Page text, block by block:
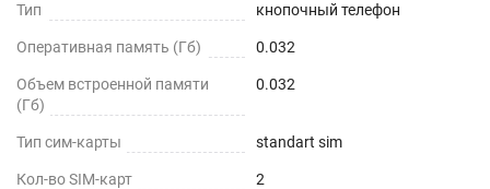
Тип кнопочный телефон
Оперативная память (Гб) 0.032
Объем встроенной памяти
(Гб)
0.032
Тип сим-карты standart sim
Кол-во SIM-карт 2